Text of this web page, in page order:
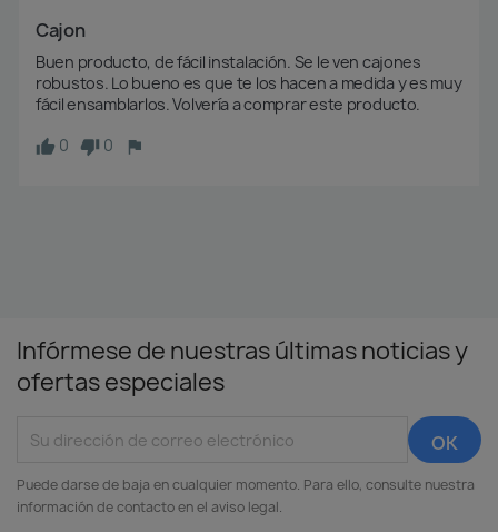
Cajon
Buen producto, de fácil instalación. Se le ven cajones
robustos. Lo bueno es que te los hacen a medida y es muy
fácil ensamblarlos. Volvería a comprar este producto.
0
0
Infórmese de nuestras últimas noticias y
ofertas especiales
Puede darse de baja en cualquier momento. Para ello, consulte nuestra
información de contacto en el aviso legal.